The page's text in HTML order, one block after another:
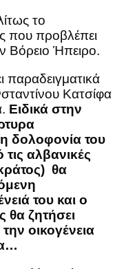
το
που προβλέπει
Βόρειο Ήπειρο.
παραδειγματικά
Κατσίφα
Ειδικά στην
δολοφονία του
αλβανικές
θα
του και ο
ζητήσει
οικογένεια